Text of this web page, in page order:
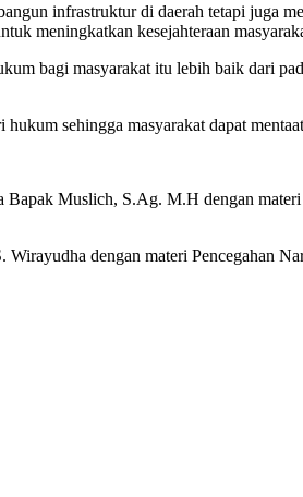
infrastruktur di daerah tetapi juga
meningkatkan kesejahteraan
bagi masyarakat itu lebih baik dari
sehingga masyarakat dapat
Bapak Muslich, S.Ag. M.H dengan
dengan materi Pencegahan